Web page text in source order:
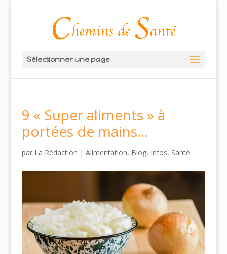
Sélectionner une page
9 « Super aliments » à
portées de mains…
par La Rédaction | Alimentation, Blog, Infos, Santé